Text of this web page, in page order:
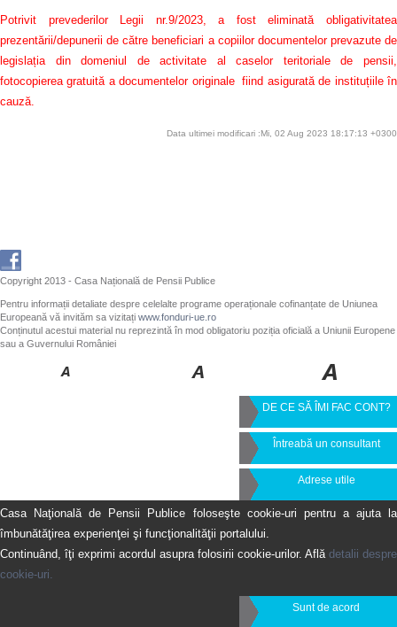
Potrivit prevederilor Legii nr.9/2023, a fost eliminată obligativitatea
prezentării/depunerii de către beneficiari a copiilor documentelor prevazute de
legislația din domeniul de activitate al caselor teritoriale de pensii,
fotocopierea gratuită a documentelor originale fiind asigurată de instituțiile în
cauză.
Data ultimei modificari :Mi, 02 Aug 2023 18:17:13 +0300
Copyright 2013 - Casa Națională de Pensii Publice
Pentru informații detaliate despre celelalte programe operaționale cofinanțate de Uniunea
Europeană vă invităm sa vizitați www.fonduri-ue.ro
Conținutul acestui material nu reprezintă în mod obligatoriu poziția oficială a Uniunii Europene
sau a Guvernului României
DE CE SĂ ÎMI FAC CONT?
Întreabă un consultant
Adrese utile
Casa Naţională de Pensii Publice foloseşte cookie-uri pentru a ajuta la
îmbunătăţirea experienţei şi funcţionalităţii portalului.
Continuând, îţi exprimi acordul asupra folosirii cookie-urilor. Află detalii despre
cookie-uri.
Sunt de acord